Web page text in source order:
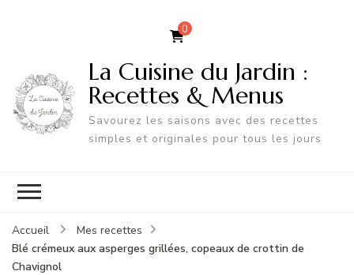
0
La Cuisine du Jardin :
Recettes & Menus
Savourez les saisons avec des recettes
simples et originales pour tous les jours
Accueil
Mes recettes
Blé crémeux aux asperges grillées, copeaux de crottin de
Chavignol